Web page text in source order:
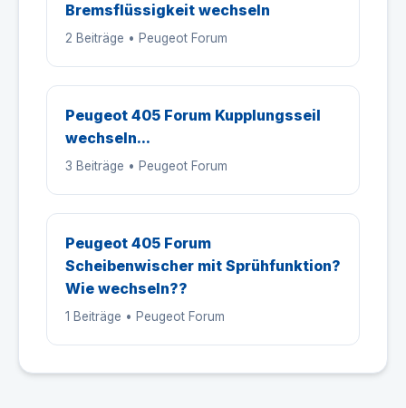
Bremsflüssigkeit wechseln
2 Beiträge • Peugeot Forum
Peugeot 405 Forum Kupplungsseil
wechseln...
3 Beiträge • Peugeot Forum
Peugeot 405 Forum
Scheibenwischer mit Sprühfunktion?
Wie wechseln??
1 Beiträge • Peugeot Forum